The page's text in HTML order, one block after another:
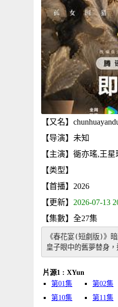
【又名】
【导演】未知
【主演】衚亦瑤,王
【类型】
【首播】2026
【更新】 2026-07-13
【集數】全27集
《春花宴(短劇版)》
皇子眼中的舊夢替身
片源1 : XYun
第01集
第02集
第10集
第11集